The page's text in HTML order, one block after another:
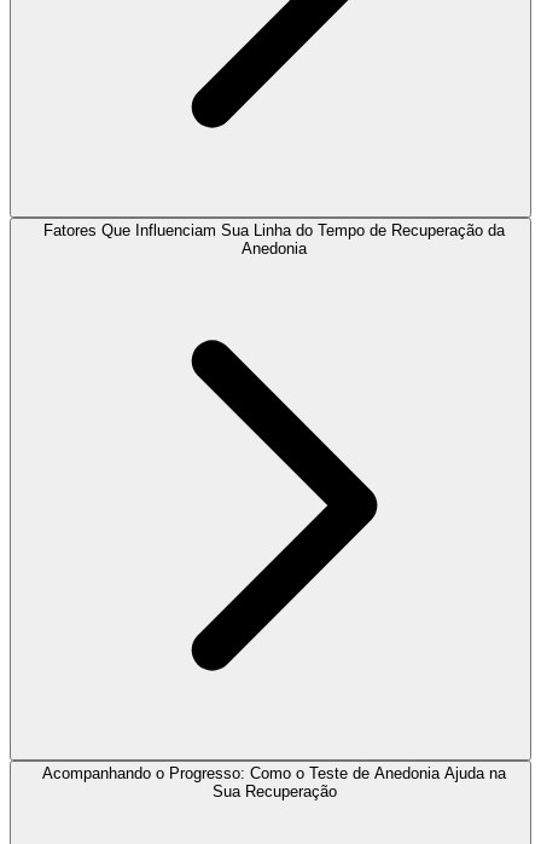
Fatores Que Influenciam Sua Linha do Tempo de Recuperação da
Anedonia
Acompanhando o Progresso: Como o Teste de Anedonia Ajuda na
Sua Recuperação